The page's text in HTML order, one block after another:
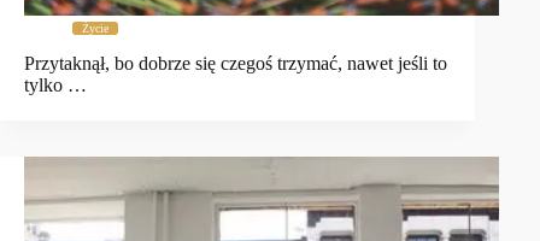
Życie
Przytaknął, bo dobrze się czegoś trzymać, nawet jeśli to
tylko …